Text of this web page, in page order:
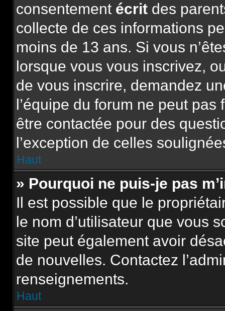
consentement écrit des
collecte de ces informations
moins de 13 ans. Si vous
lorsque vous vous inscrivez,
de vous inscrire, demandez
l’équipe du forum ne peut
être contactée pour des
l’exception de celles
Haut
» Pourquoi ne puis-je pas
Il est possible que le
le nom d’utilisateur que vous
site peut également avoir
de nouvelles. Contactez
renseignements.
Haut